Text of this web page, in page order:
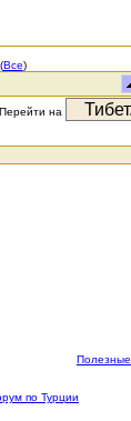
Все)
Перейти на
по Турции